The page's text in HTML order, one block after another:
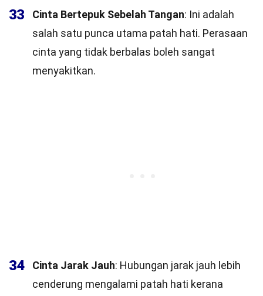
33 Cinta Bertepuk Sebelah Tangan: Ini adalah
salah satu punca utama patah hati. Perasaan
cinta yang tidak berbalas boleh sangat
menyakitkan.
34 Cinta Jarak Jauh: Hubungan jarak jauh lebih
cenderung mengalami patah hati kerana